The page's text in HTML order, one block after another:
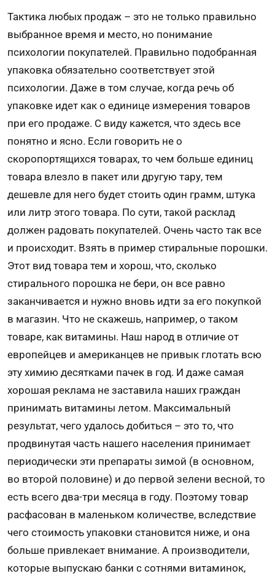
Тактика любых продаж – это не только правильно
выбранное время и место, но понимание
психологии покупателей. Правильно подобранная
упаковка обязательно соответствует этой
психологии. Даже в том случае, когда речь об
упаковке идет как о единице измерения товаров
при его продаже. С виду кажется, что здесь все
понятно и ясно. Если говорить не о
скоропортящихся товарах, то чем больше единиц
товара влезло в пакет или другую тару, тем
дешевле для него будет стоить один грамм, штука
или литр этого товара. По сути, такой расклад
должен радовать покупателей. Очень часто так все
и происходит. Взять в пример стиральные порошки.
Этот вид товара тем и хорош, что, сколько
стирального порошка не бери, он все равно
заканчивается и нужно вновь идти за его покупкой
в магазин. Что не скажешь, например, о таком
товаре, как витамины. Наш народ в отличие от
европейцев и американцев не привык глотать всю
эту химию десятками пачек в год. И даже самая
хорошая реклама не заставила наших граждан
принимать витамины летом. Максимальный
результат, чего удалось добиться – это то, что
продвинутая часть нашего населения принимает
периодически эти препараты зимой (в основном,
во второй половине) и до первой зелени весной, то
есть всего два-три месяца в году. Поэтому товар
расфасован в маленьком количестве, вследствие
чего стоимость упаковки становится ниже, и она
больше привлекает внимание. А производители,
которые выпускаю банки с сотнями витаминок,